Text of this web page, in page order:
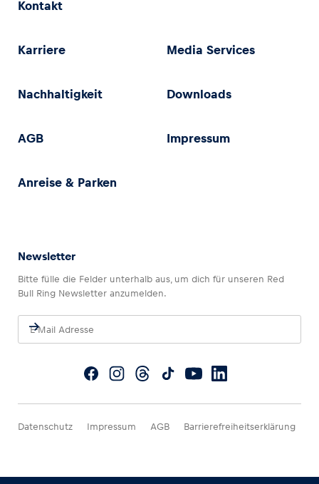
Kontakt
Karriere Media Services
Nachhaltigkeit Downloads
AGB Impressum
Anreise & Parken
Newsletter
Bitte fülle die Felder unterhalb aus, um dich für unseren Red
Bull Ring Newsletter anzumelden.
Datenschutz Impressum AGB Barrierefreiheitserklärung